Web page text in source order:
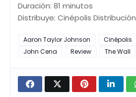
Duración: 81 minutos
Distribuye: Cinépolis Distribución
Aaron Taylor Johnson Cinépolis
John Cena
Review The Wall